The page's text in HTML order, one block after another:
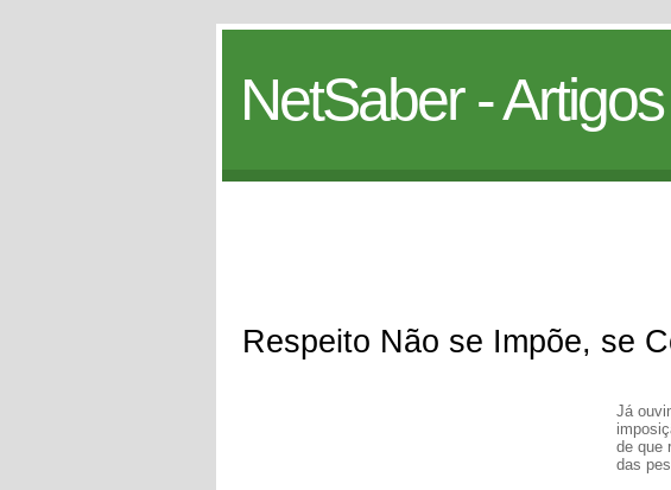
NetSaber - Artigos
Respeito Não se Impõe, se
Já
de que
das